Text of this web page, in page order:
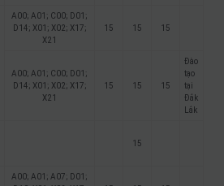
A00; A01; C00; D01;
D14; X01; X02; X17;
X21
15 15 15
A00; A01; C00; D01;
D14; X01; X02; X17;
X21
15 15 15
Đào
tạo
tại
Đắk
Lắk
15
A00; A01; A07; D01;